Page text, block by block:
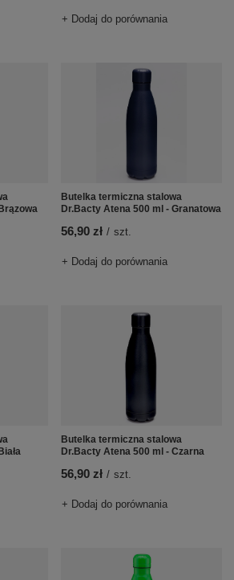
+ Dodaj do porównania
Butelka termiczna stalowa
Dr.Bacty Atena 500 ml - Granatowa
56,90 zł / szt.
+ Dodaj do porównania
Butelka termiczna stalowa
Dr.Bacty Atena 500 ml - Czarna
56,90 zł / szt.
+ Dodaj do porównania